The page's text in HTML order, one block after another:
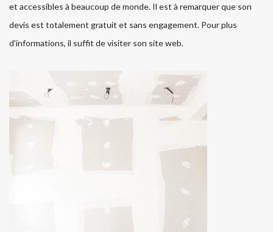
et accessibles à beaucoup de monde. Il est à remarquer que son
devis est totalement gratuit et sans engagement. Pour plus
d'informations, il suffit de visiter son site web.